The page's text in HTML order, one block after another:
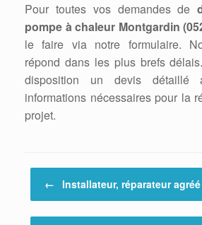
Pour toutes vos demandes de
pompe à chaleur Montgardin
le faire via notre formulaire.
répond dans les plus brefs
disposition un devis détaillé
informations nécessaires pour la
projet.
← Installateur, réparateur